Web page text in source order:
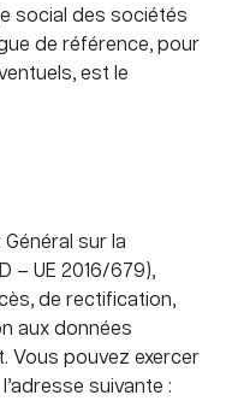
social des sociétés
de référence, pour
est le
sur la
– UE 2016/679),
de rectification,
aux données
Vous pouvez exercer
suivante :